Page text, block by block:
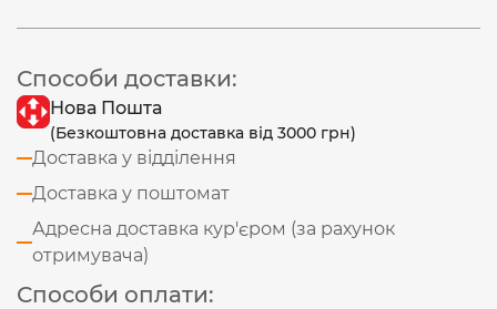
Способи доставки:
Нова Пошта
(Безкоштовна доставка від 3000 грн)
Доставка у відділення
Доставка у поштомат
Адресна доставка кур'єром (за рахунок
отримувача)
Способи оплати: